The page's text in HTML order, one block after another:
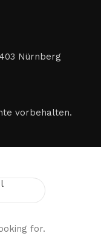
Nürnberg
vorbehalten.
for.